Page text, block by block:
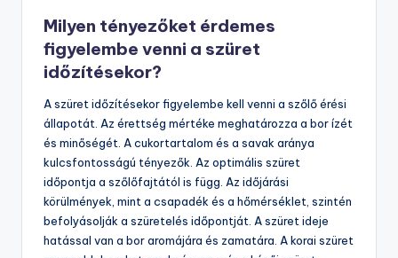
befolyásolják az időjárási viszonyok is. A napos, száraz
idő kedvez a szüretelésnek. A szőlő ízének és
aromájának fejlődése szintén fontos tényező. A
szüretelés előtt érdemes borkóstolást végezni. Ez segít
helyi szőlészeti hagyományok is irányadóak lehetnek a
döntésben.
Milyen tényezőket érdemes
figyelembe venni a szüret
időzítésekor?
A szüret időzítésekor figyelembe kell venni a szőlő érési